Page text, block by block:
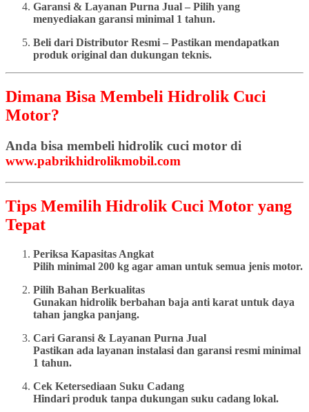
Garansi & Layanan Purna Jual – Pilih yang
menyediakan garansi minimal 1 tahun.
Beli dari Distributor Resmi – Pastikan mendapatkan
produk original dan dukungan teknis.
Dimana Bisa Membeli Hidrolik Cuci
Motor?
Anda bisa membeli hidrolik cuci motor di
www.pabrikhidrolikmobil.com
Tips Memilih Hidrolik Cuci Motor yang
Tepat
Periksa Kapasitas Angkat
Pilih minimal 200 kg agar aman untuk semua jenis motor.
Pilih Bahan Berkualitas
Gunakan hidrolik berbahan baja anti karat untuk daya
tahan jangka panjang.
Cari Garansi & Layanan Purna Jual
Pastikan ada layanan instalasi dan garansi resmi minimal
1 tahun.
Cek Ketersediaan Suku Cadang
Hindari produk tanpa dukungan suku cadang lokal.